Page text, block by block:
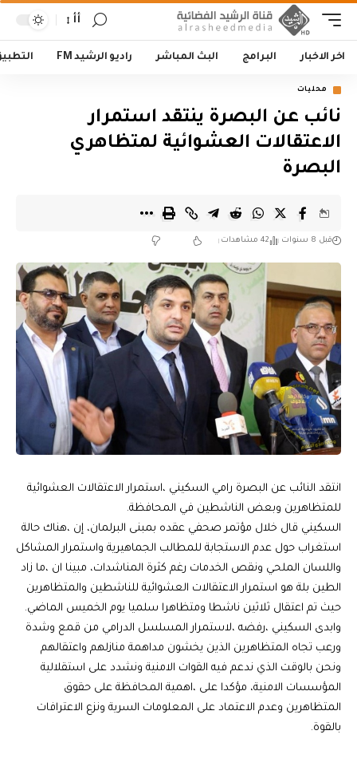
أأ
اخر الاخبار البرامج البث المباشر راديو الرشيد FM
محليات
نائب عن البصرة ينتقد استمرار
الاعتقالات العشوائية لمتظاهري
البصرة
قبل 8 سنوات 42 مشاهدات
انتقد النائب عن البصرة رامي السكيني ،استمرار الاعتقالات العشوائية
للمتظاهرين وبعض الناشطين في المحافظة.
السكيني قال خلال مؤتمر صحفي عقده بمبنى البرلمان، إن ،هناك حالة
استغراب حول عدم الاستجابة للمطالب الجماهيرية واستمرار المشاكل
واللسان الملحي ونقص الخدمات رغم كثرة المناشدات، مبينا ان ،ما زاد
الطين بلة هو استمرار الاعتقالات العشوائية للناشطين والمتظاهرين
حيث تم اعتقال ثلاثين ناشطا ومتظاهرا سلميا يوم الخميس الماضي.
وابدى السكيني ،رفضه ،لاستمرار المسلسل الدرامي من قمع وشدة
ورعب تجاه المتظاهرين الذين يخشون مداهمة منازلهم واعتقالهم
ونحن بالوقت الذي ندعم فيه القوات الامنية ونشدد على استقلالية
المؤسسات الامنية، مؤكدا على ،اهمية المحافظة على حقوق
المتظاهرين وعدم الاعتماد على المعلومات السرية ونزع الاعترافات
بالقوة.